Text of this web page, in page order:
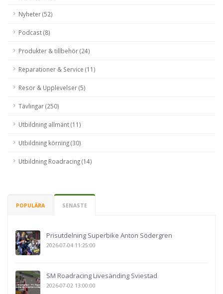
Nyheter (52)
Podcast (8)
Produkter & tillbehör (24)
Reparationer & Service (11)
Resor & Upplevelser (5)
Tävlingar (250)
Utbildning allmänt (11)
Utbildning körning (30)
Utbildning Roadracing (14)
POPULÄRA SENASTE
Prisutdelning Superbike Anton Södergren
2026-07-04 11:25:00
SM Roadracing Livesänding Sviestad
2026-07-02 13:00:00